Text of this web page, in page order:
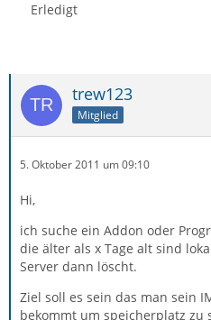
Erledigt
trew123
Mitglied
5. Oktober 2011 um 09:10
Hi,
ich suche ein Addon oder
die älter als x Tage alt sind
Server dann löscht.
Ziel soll es sein das man sein
bekommt um speicherplatz zu